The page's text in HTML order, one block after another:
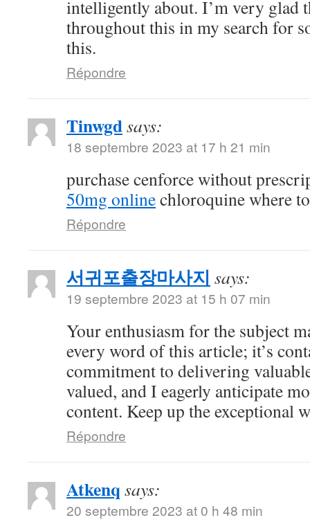
intelligently about. I’m very glad
throughout this in my search for
this.
Répondre
Tinwgdsays:
18 septembre 2023 at 17 h 21 min
purchase cenforce without
50mg onlinechloroquine where
Répondre
서귀포출장마사지 says:
19 septembre 2023 at 15 h 07 min
Your enthusiasm for the subject
every word of this article; it’s
commitment to delivering
valued, and I eagerly anticipate
content. Keep up the exceptional
Répondre
Atkenq says:
20 septembre 2023 at 0 h 48 min